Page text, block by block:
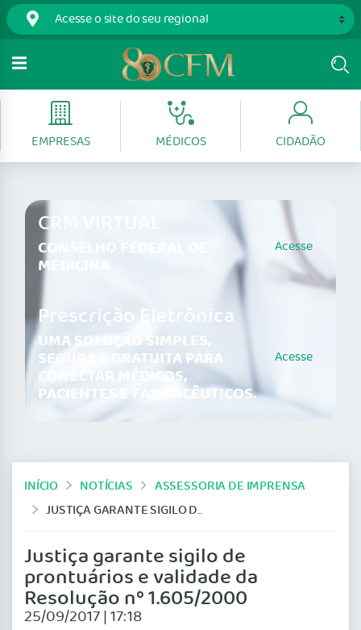
EMPRESAS MÉDICOS CIDADÃO
CRM VIRTUAL
CONSELHO FEDERAL DE
MEDICINA
Acesse
Prescrição Eletrônica
UMA SOLUÇÃO SIMPLES,
SEGURA E GRATUITA PARA
CONECTAR MÉDICOS,
PACIENTES E FARMACÊUTICOS.
Acesse
INÍCIO NOTÍCIAS
ASSESSORIA DE IMPRENSA
JUSTIÇA GARANTE SIGILO DE PRONTUÁRIOS E VALIDADE DA RESOLUÇÃO Nº 1.605/2000
Justiça garante sigilo de
prontuários e validade da
Resolução nº 1.605/2000
25/09/2017 | 17:18